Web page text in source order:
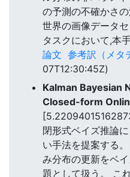
の予測の不確かさ
世界の画像データ
タスクにおいて,本
論文 参考訳（メタ
07T12:30:45Z)
Kalman Bayesian
Closed-form
閉形式ベイズ推論
い手法を提案する
み分布の更新をベ
題として扱う。 こ